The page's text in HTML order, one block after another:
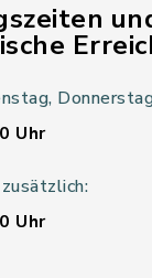
Uhr
Uhr